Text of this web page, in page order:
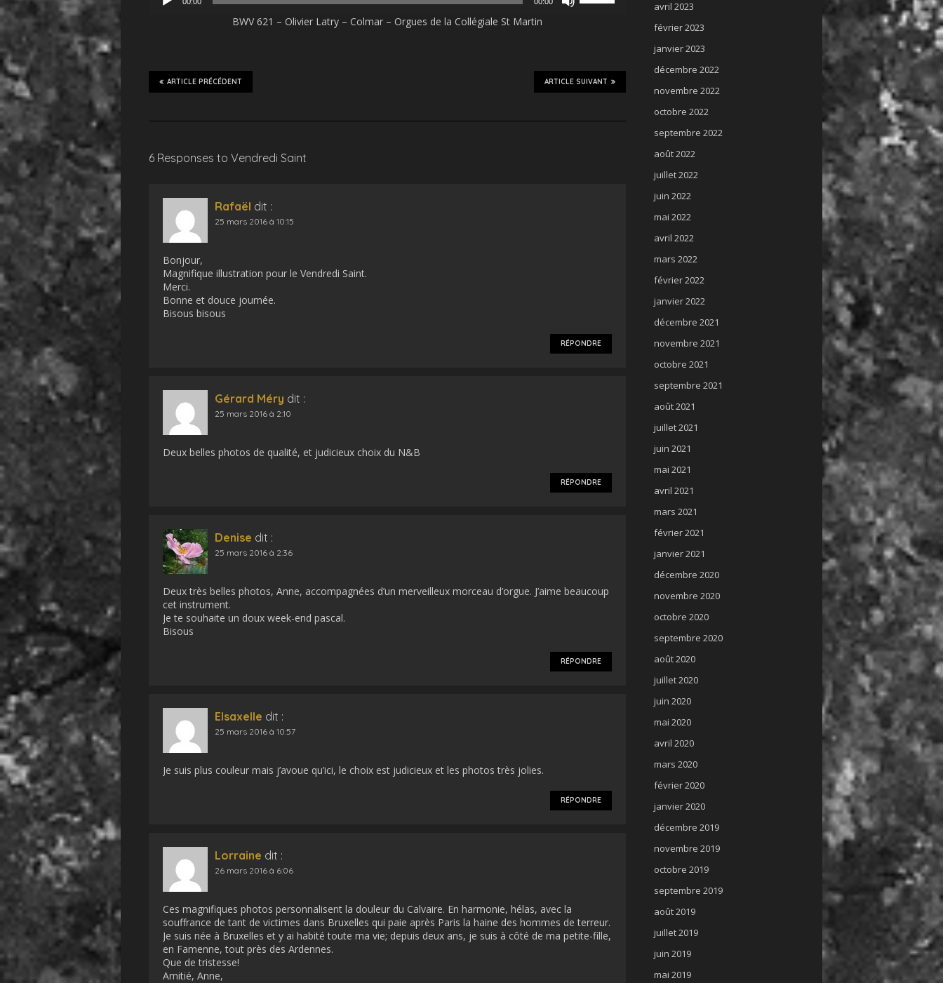
audio
les
ou
diminuer
volume.
BWV 621 – Olivier Latry – Colmar – Orgues de la Collégiale St Martin
ARTICLE SUIVANT
ARTICLE PRÉCÉDENT
6 Responses to Vendredi Saint
Rafaël dit :
25 mars 2016 à 10:15
Bonjour,
Magnifique illustration pour le Vendredi Saint.
Merci.
Bonne et douce journée.
Bisous bisous
RÉPONDRE
Gérard Méry dit :
25 mars 2016 à 2:10
Deux belles photos de qualité, et judicieux choix du N&B
RÉPONDRE
Denise dit :
25 mars 2016 à 2:36
Deux très belles photos, Anne, accompagnées d’un merveilleux morceau d’orgue. J’aime beaucoup
cet instrument.
Je te souhaite un doux week-end pascal.
Bisous
RÉPONDRE
Elsaxelle dit :
25 mars 2016 à 10:57
Je suis plus couleur mais j’avoue qu’ici, le choix est judicieux et les photos très jolies.
RÉPONDRE
Lorraine dit :
26 mars 2016 à 6:06
Ces magnifiques photos personnalisent la douleur du Calvaire. En harmonie, hélas, avec la
souffrance de tant de victimes dans Bruxelles qui paie après Paris la haine des hommes de terreur.
Je suis née à Bruxelles et y ai habité toute ma vie; depuis deux ans, je suis à côté de ma petite-fille,
en Famenne, tout près des Ardennes.
Que de tristesse!
Amitié, Anne,
avril 2023
février 2023
janvier 2023
décembre 2022
novembre 2022
octobre 2022
septembre 2022
août 2022
juillet 2022
juin 2022
mai 2022
avril 2022
mars 2022
février 2022
janvier 2022
décembre 2021
novembre 2021
octobre 2021
septembre 2021
août 2021
juillet 2021
juin 2021
mai 2021
avril 2021
mars 2021
février 2021
janvier 2021
décembre 2020
novembre 2020
octobre 2020
septembre 2020
août 2020
juillet 2020
juin 2020
mai 2020
avril 2020
mars 2020
février 2020
janvier 2020
décembre 2019
novembre 2019
octobre 2019
septembre 2019
août 2019
juillet 2019
juin 2019
mai 2019